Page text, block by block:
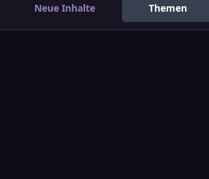
Neue Inhalte Themen